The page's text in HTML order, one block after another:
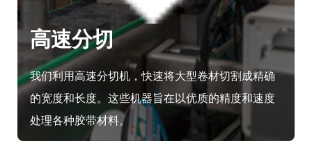
高速分切
我们利用高速分切机，快速将大型卷材切割成精确
的宽度和长度。这些机器旨在以优质的精度和速度
处理各种胶带材料。